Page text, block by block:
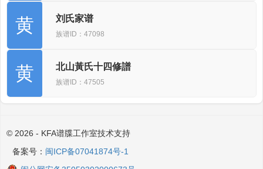
黄 刘氏家谱
族谱ID：47098
黄 北山黃氏十四修譜
族谱ID：47505
© 2026 - KFA谱牒工作室技术支持
备案号： 闽ICP备07041874号-1